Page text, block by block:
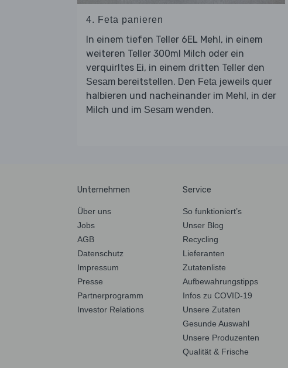
4. Feta panieren
In einem tiefen Teller 6EL Mehl, in einem
weiteren Teller 300ml Milch oder ein
verquirltes Ei, in einem dritten Teller den
Sesam bereitstellen. Den Feta jeweils quer
halbieren und nacheinander im Mehl, in der
Milch und im Sesam wenden.
Unternehmen
Über uns
Jobs
AGB
Datenschutz
Impressum
Presse
Partnerprogramm
Investor Relations
Service
So funktioniert’s
Unser Blog
Recycling
Lieferanten
Zutatenliste
Aufbewahrungstipps
Infos zu COVID-19
Unsere Zutaten
Gesunde Auswahl
Unsere Produzenten
Qualität & Frische